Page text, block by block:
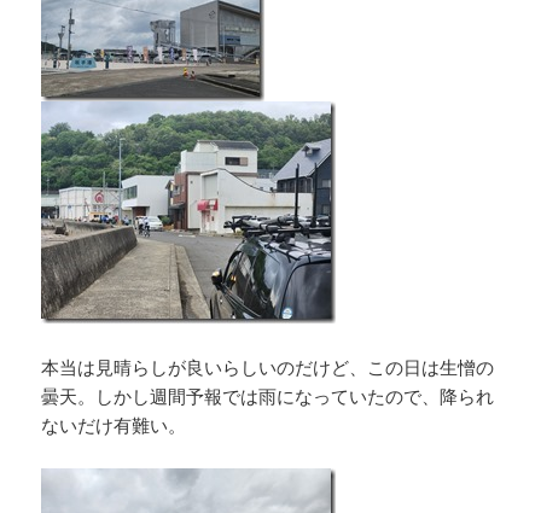
本当は見晴らしが良いらしいのだけど、この日は生憎の
曇天。しかし週間予報では雨になっていたので、降られ
ないだけ有難い。